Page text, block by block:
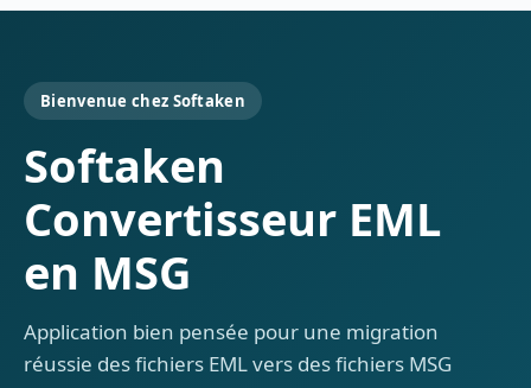
Bienvenue chez Softaken
Softaken
Convertisseur EML
en MSG
Application bien pensée pour une migration
réussie des fichiers EML vers des fichiers MSG